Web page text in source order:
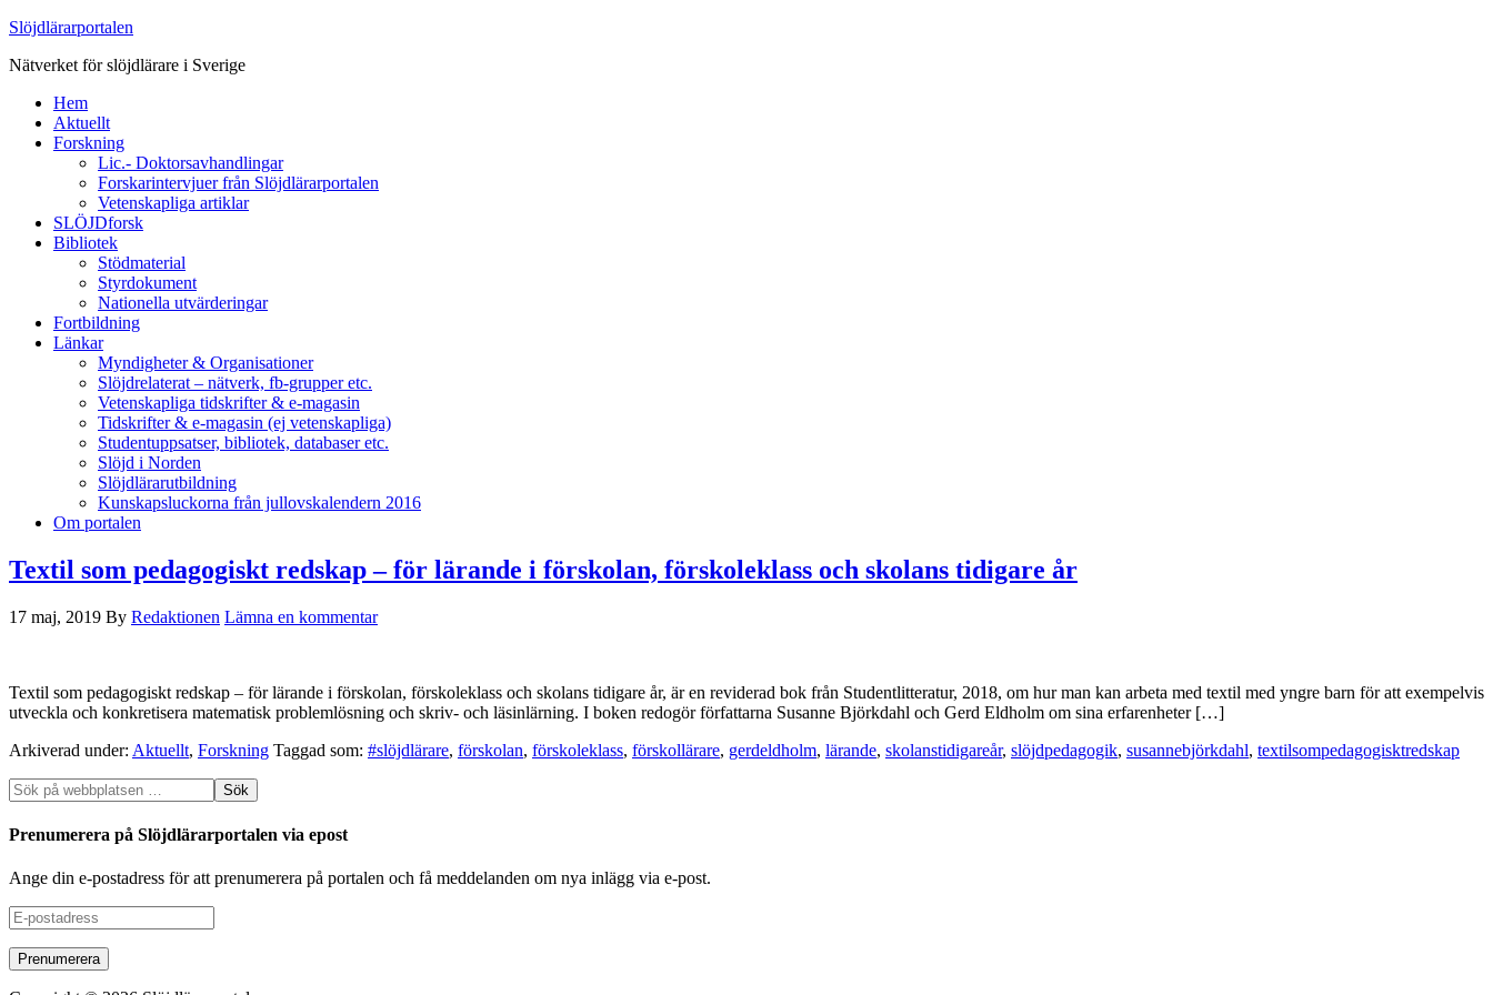
Slöjdlärarportalen
Nätverket för slöjdlärare i Sverige
Hem
Aktuellt
Forskning
Lic.- Doktorsavhandlingar
Forskarintervjuer från Slöjdlärarportalen
Vetenskapliga artiklar
SLÖJDforsk
Bibliotek
Stödmaterial
Styrdokument
Nationella utvärderingar
Fortbildning
Länkar
Myndigheter & Organisationer
Slöjdrelaterat – nätverk, fb-grupper etc.
Vetenskapliga tidskrifter & e-magasin
Tidskrifter & e-magasin (ej vetenskapliga)
Studentuppsatser, bibliotek, databaser etc.
Slöjd i Norden
Slöjdlärarutbildning
Kunskapsluckorna från jullovskalendern 2016
Om portalen
Textil som pedagogiskt redskap ‒ för lärande i förskolan, förskoleklass och skolans tidigare år
17 maj, 2019 By Redaktionen Lämna en kommentar
Textil som pedagogiskt redskap ‒ för lärande i förskolan, förskoleklass och skolans tidigare år, är en reviderad bok från Studentlitteratur, 2018, om hur man kan arbeta med textil med yngre barn för att exempelvis
utveckla och konkretisera matematisk problemlösning och skriv- och läsinlärning. I boken redogör författarna Susanne Björkdahl och Gerd Eldholm om sina erfarenheter […]
Arkiverad under: Aktuellt, Forskning Taggad som: #slöjdlärare, förskolan, förskoleklass, förskollärare, gerdeldholm, lärande, skolanstidigareår, slöjdpedagogik, susannebjörkdahl, textilsompedagogisktredskap
Prenumerera på Slöjdlärarportalen via epost
Ange din e-postadress för att prenumerera på portalen och få meddelanden om nya inlägg via e-post.
E-
postadress